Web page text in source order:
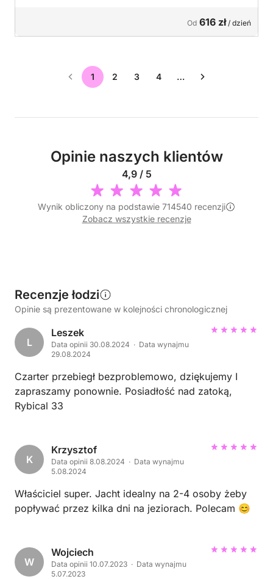
Od 616 zł/ dzień
1 2 3 4 …
Opinie naszych klientów
4,9 / 5
Wynik obliczony na podstawie 714540 recenzji
Zobacz wszystkie recenzje
Recenzje łodzi
Opinie są prezentowane w kolejności chronologicznej
L
Leszek
Data opinii 30.08.2024 · Data wynajmu
29.08.2024
Czarter przebiegł bezproblemowo, dziękujemy I
zapraszamy ponownie. Posiadłość nad zatoką,
Rybical 33
K
Krzysztof
Data opinii 8.08.2024 · Data wynajmu
5.08.2024
Właściciel super. Jacht idealny na 2-4 osoby żeby
popływać przez kilka dni na jeziorach. Polecam 😊
W
Wojciech
Data opinii 10.07.2023 · Data wynajmu
5.07.2023